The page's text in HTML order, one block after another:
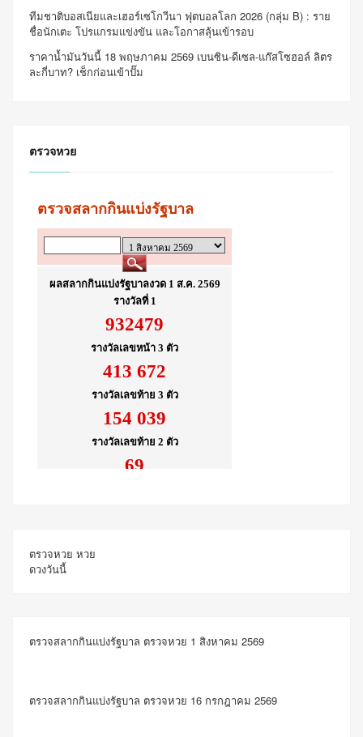
ทีมชาติบอสเนียและเฮอร์เซโกวีนา ฟุตบอลโลก 2026 (กลุ่ม B) : ราย
ชื่อนักเตะ โปรแกรมแข่งขัน และโอกาสลุ้นเข้ารอบ
ราคาน้ำมันวันนี้ 18 พฤษภาคม 2569 เบนซิน-ดีเซล-แก๊สโซฮอล์ ลิตร
ละกี่บาท? เช็กก่อนเข้าปั๊ม
ตรวจหวย
ตรวจหวย หวย
ดวงวันนี้
ตรวจสลากกินแบ่งรัฐบาล ตรวจหวย 1 สิงหาคม 2569
ตรวจสลากกินแบ่งรัฐบาล ตรวจหวย 16 กรกฎาคม 2569